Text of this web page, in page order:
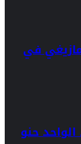
في
حنو